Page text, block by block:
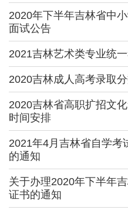
2020年下半年吉林省中
面试公告
2021吉林艺术类专业统
2020吉林成人高考录取
2020吉林省高职扩招文
时间安排
2021年4月吉林省自学考
的通知
关于办理2020年下半年
证书的通知